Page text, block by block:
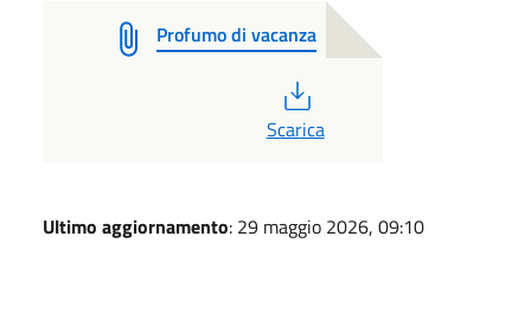
Profumo di vacanza
Scarica
Ultimo aggiornamento: 29 maggio 2026, 09:10